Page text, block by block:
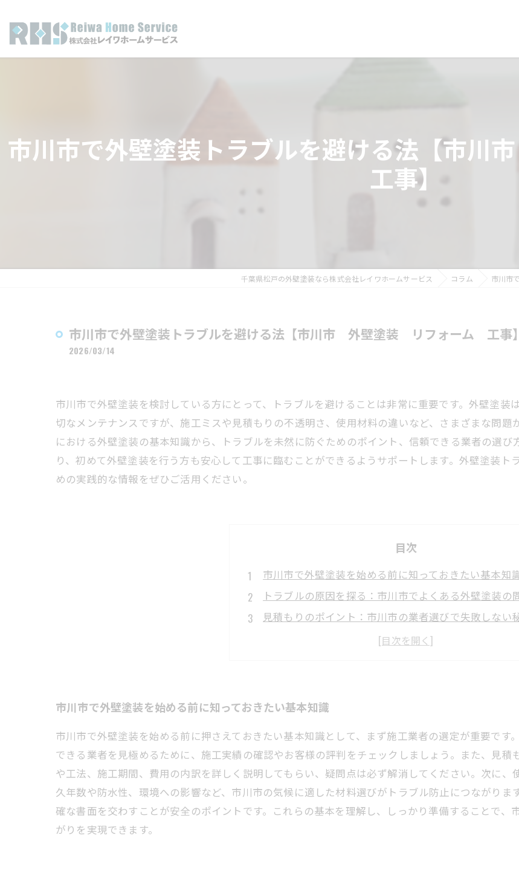
市川市で外壁塗装トラブルを避ける法【市
工事】
千葉県松戸の外壁塗装なら株式会社レイワホームサービス コラム 市川市
市川市で外壁塗装トラブルを避ける法【市川市 外壁塗装 リフォーム 工事】
2026/03/14
市川市で外壁塗装を検討している方にとって、トラブルを避けることは非常に重要です。外壁塗
切なメンテナンスですが、施工ミスや見積もりの不透明さ、使用材料の違いなど、さまざまな問
における外壁塗装の基本知識から、トラブルを未然に防ぐためのポイント、信頼できる業者の選
り、初めて外壁塗装を行う方も安心して工事に臨むことができるようサポートします。外壁塗装
めの実践的な情報をぜひご活用ください。
目次
市川市で外壁塗装を始める前に知っておきたい基本知
トラブルの原因を探る：市川市でよくある外壁塗装の
見積もりのポイント：市川市の業者選びで失敗しない
施工中のチェックポイントと対策：トラブルを未然に
市川市で信頼できる外壁塗装業者を見つけるための完
市川市で外壁塗装を始める前に知っておきたい基本知識
市川市で外壁塗装を始める前に押さえておきたい基本知識として、まず施工業者の選定が重要で
できる業者を見極めるために、施工実績の確認やお客様の評判をチェックしましょう。また、見
や工法、施工期間、費用の内訳を詳しく説明してもらい、疑問点は必ず解消してください。次に
久年数や防水性、環境への影響など、市川市の気候に適した材料選びがトラブル防止につながり
確な書面を交わすことが安全のポイントです。これらの基本を理解し、しっかり準備することで
がりを実現できます。